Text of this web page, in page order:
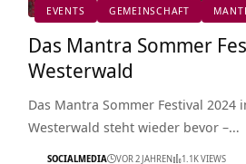
EVENTS GEMEINSCHAFT
Das Mantra Sommer
Westerwald
Das Mantra Sommer Festival 2024
Westerwald steht wieder bevor –…
SOCIALMEDIA VOR 2 JAHREN 1.1K VIEWS